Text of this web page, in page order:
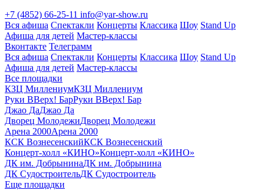
+7 (4852) 66-25-11 info@yar-show.ru
Вся афиша Спектакли Концерты Классика Шоу Stand Up
Афиша для детей Мастер-классы
Вконтакте Телеграмм
Вся афиша Спектакли Концерты Классика Шоу Stand Up
Афиша для детей Мастер-классы
Все площадки
КЗЦ МиллениумКЗЦ Миллениум
Руки ВВерх! БарРуки ВВерх! Бар
Джао ДаДжао Да
Дворец МолодежиДворец Молодежи
Арена 2000Арена 2000
КСК ВознесенскийКСК Вознесенский
Концерт-холл «КИНО»Концерт-холл «КИНО»
ДК им. ДобрынинаДК им. Добрынина
ДК СудостроительДК Судостроитель
Еще площадки